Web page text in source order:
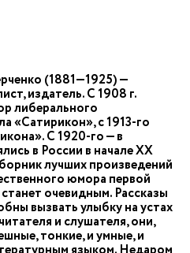
(1881—1925) —
издатель. С 1908 г.
либерального
«Сатирикон», с 1913-го
С 1920-го — в
в России в начале XX
лучших произведений
юмора первой
очевидным. Рассказы
вызвать улыбку на устах
и слушателя, они,
тонкие, и умные, и